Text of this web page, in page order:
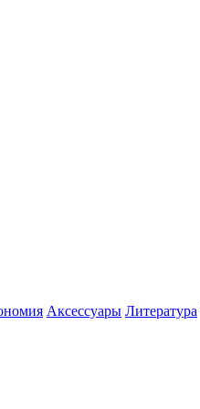
Аксессуары Литература